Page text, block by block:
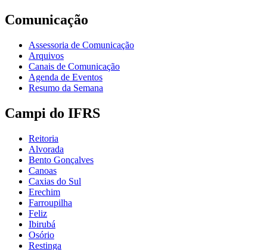
Comunicação
Assessoria de Comunicação
Arquivos
Canais de Comunicação
Agenda de Eventos
Resumo da Semana
Campi do IFRS
Reitoria
Alvorada
Bento Gonçalves
Canoas
Caxias do Sul
Erechim
Farroupilha
Feliz
Ibirubá
Osório
Restinga